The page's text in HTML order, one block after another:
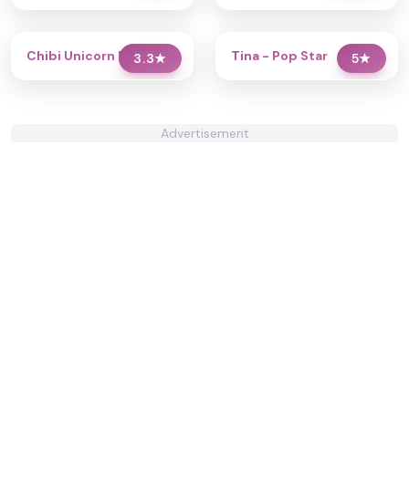
3.3★
Chibi Unicorn Dress Up 5★
Tina - Pop Star
Advertisement